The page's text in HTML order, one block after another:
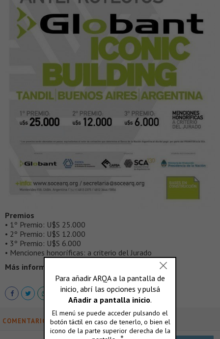
Premios
• 1º Premio: U$S 25.000
• 2º Premio: U$S 12.000
• 3º Premio: U$S 6.000
• Menciones honoríficas: a criterio del Jurado
Más información >
COMENTARIOS